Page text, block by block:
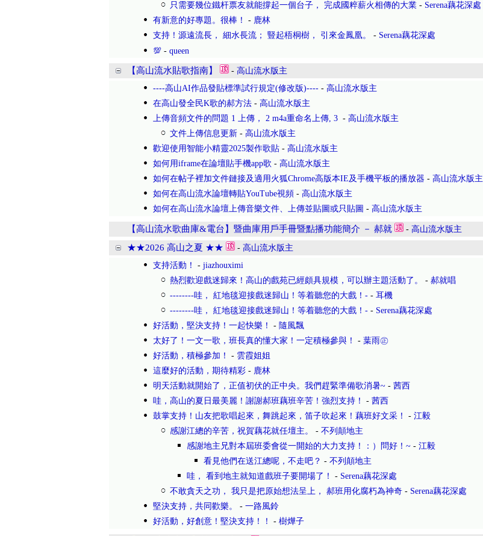
只需要幾位鐵杆票友就能撐起一個台子， 完成國粹薪火相傳的大業 - Serena藕花深處
有新意的好專題。很棒！ - 鹿林
支持！源遠流長， 細水長流； 豎起梧桐樹， 引來金鳳凰。 - Serena藕花深處
💯 - queen
【高山流水貼歌指南】 - 高山流水版主
----高山AI作品發貼標準試行規定(修改版)---- - 高山流水版主
在高山發全民K歌的郝方法 - 高山流水版主
上傳音頻文件的問題 1 上傳， 2 m4a重命名上傳, 3 - 高山流水版主
文件上傳信息更新 - 高山流水版主
歡迎使用智能小精靈2025製作歌貼 - 高山流水版主
如何用iframe在論壇貼手機app歌 - 高山流水版主
如何在帖子裡加文件鏈接及適用火狐Chrome高版本IE及手機平板的播放器 - 高山流水版主
如何在高山流水論壇轉貼YouTube視頻 - 高山流水版主
如何在高山流水論壇上傳音樂文件、上傳並貼圖或只貼圖 - 高山流水版主
【高山流水歌曲庫&電台】暨曲庫用戶手冊暨點播功能簡介 － 郝就 - 高山流水版主
★★2026 高山之夏 ★★ - 高山流水版主
支持活動！ - jiazhouximi
熱烈歡迎戲迷歸來！高山的戲苑已經頗具規模，可以辦主題活動了。 - 郝就唱
--------哇， 紅地毯迎接戲迷歸山！等着聽您的大戲！- - 耳機
--------哇， 紅地毯迎接戲迷歸山！等着聽您的大戲！- - Serena藕花深處
好活動，堅決支持！一起快樂！ - 隨風飄
太好了！一文一歌，班長真的懂大家！一定積極參與！ - 葉雨㊣
好活動，積極參加！ - 雲霞姐姐
這麼好的活動，期待精彩 - 鹿林
明天活動就開始了，正值初伏的正中央。我們趕緊準備歌消暑~ - 茜西
哇，高山的夏日最美麗！謝謝郝班藕班辛苦！強烈支持！ - 茜西
鼓掌支持！山友把歌唱起來，舞跳起來，笛子吹起來！藕班好文采！ - 江毅
感謝江總的辛苦，祝賀藕花就任壇主。 - 不列顛地主
感謝地主兄對本屆班委會從一開始的大力支持！：）問好！~ - 江毅
看見他們在送江總呢，不走吧？ - 不列顛地主
哇， 看到地主就知道戲班子要開場了！ - Serena藕花深處
不敢貪天之功， 我只是把原始想法呈上， 郝班用化腐朽為神奇 - Serena藕花深處
堅決支持，共同歡樂。 - 一路風鈴
好活動，好創意！堅決支持！！ - 樹燁子